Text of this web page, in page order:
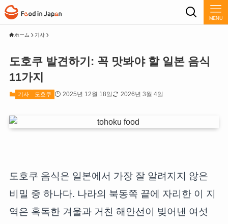
MENU
ホーム 기사
도호쿠 발견하기: 꼭 맛봐야 할 일본 음식
11가지
기사 도호쿠 2025년 12월 18일 2026년 3월 4일
도호쿠 음식은 일본에서 가장 잘 알려지지 않은
비밀 중 하나다. 나라의 북동쪽 끝에 자리한 이 지
역은 혹독한 겨울과 거친 해안선이 빚어낸 여섯